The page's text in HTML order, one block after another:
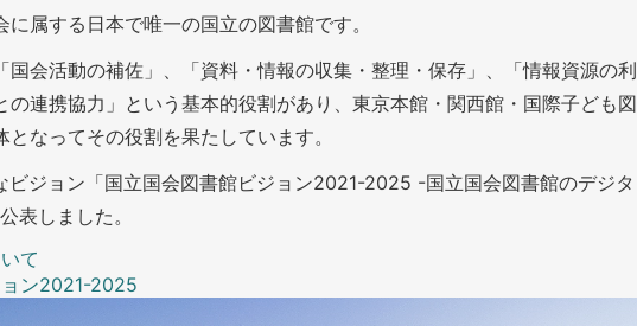
属する日本で唯一の国立の図書館です。
国会活動の補佐」、「資料・情報の収集・整理・保存」、「情報資源の利
の連携協力」という基本的役割があり、東京本館・関西館・国際子ども図
なってその役割を果たしています。
ビジョン「国立国会図書館ビジョン2021-2025 -国立国会図書館のデジタ
表しました。
て
ン2021-2025